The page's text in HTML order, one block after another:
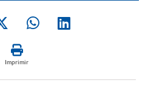
Imprimir